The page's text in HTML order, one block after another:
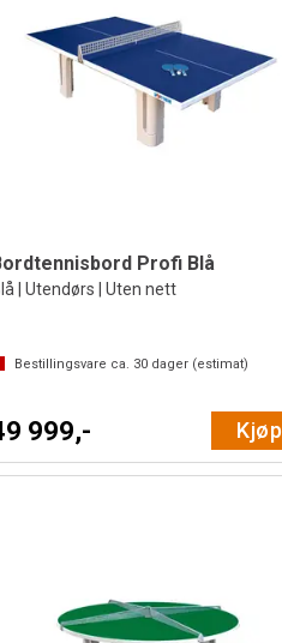
Profi Blå
| Utendørs | Uten nett
Bestillingsvare ca. 30 dager (estimat)
999,- Kjøp